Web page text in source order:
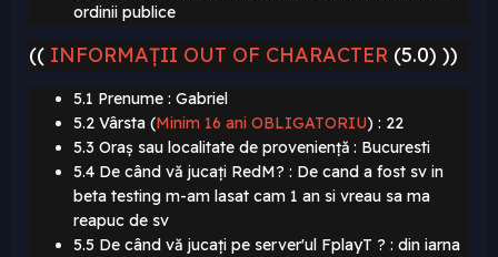
ordinii publice
(( INFORMAȚII OUT OF CHARACTER (5.0) ))
5.1 Prenume : Gabriel
5.2 Vârsta (Minim 16 ani OBLIGATORIU) : 22
5.3 Oraș sau localitate de proveniență : Bucuresti
5.4 De când vă jucați RedM? : De cand a fost sv in
beta testing m-am lasat cam 1 an si vreau sa ma
reapuc de sv
5.5 De când vă jucați pe server'ul FplayT ? : din iarna